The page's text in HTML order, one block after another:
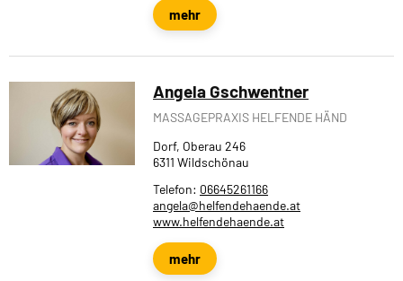
mehr
Angela Gschwentner
MASSAGEPRAXIS HELFENDE HÄND
Dorf, Oberau 246
6311 Wildschönau
Telefon: 06645261166
angela@helfendehaende.at
www.helfendehaende.at
mehr